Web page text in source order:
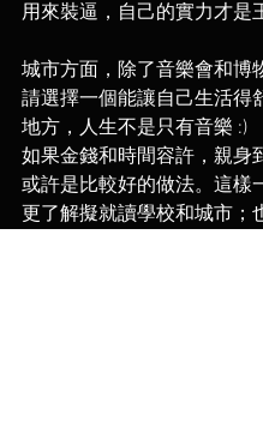
用來裝逼，自己的實力才是
城市方面，除了音樂會和博
請選擇一個能讓自己生活得
地方，人生不是只有音樂 :)
如果金錢和時間容許，親身
或許是比較好的做法。這樣
更了解擬就讀學校和城市；